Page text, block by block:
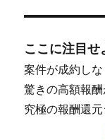
ここに注目せ
案件が成約しな
驚きの高額報
究極の報酬還元